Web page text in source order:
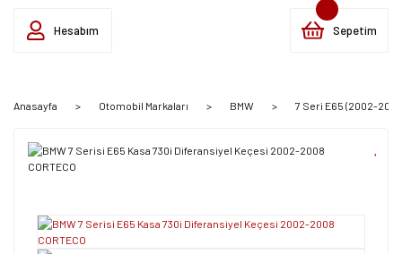
Hesabım Sepetim
Anasayfa Otomobil Markaları BMW 7 Seri E65 (2002-